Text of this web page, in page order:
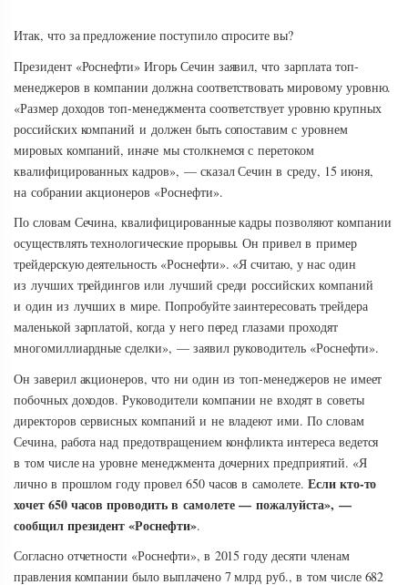
Итак, что за предложение поступило спросите вы?
Президент «Роснефти» Игорь Сечин заявил, что зарплата топ-
менеджеров в компании должна соответствовать мировому уровню.
«Размер доходов топ-менеджмента соответствует уровню крупных
российских компаний и должен быть сопоставим с уровнем
мировых компаний, иначе мы столкнемся с перетоком
квалифицированных кадров», — сказал Сечин в среду, 15 июня,
на собрании акционеров «Роснефти».
По словам Сечина, квалифицированные кадры позволяют компании
осуществлять технологические прорывы. Он привел в пример
трейдерскую деятельность «Роснефти». «Я считаю, у нас один
из лучших трейдингов или лучший среди российских компаний
и один из лучших в мире. Попробуйте заинтересовать трейдера
маленькой зарплатой, когда у него перед глазами проходят
многомиллиардные сделки», — заявил руководитель «Роснефти».
Он заверил акционеров, что ни один из топ-менеджеров не имеет
побочных доходов. Руководители компании не входят в советы
директоров сервисных компаний и не владеют ими. По словам
Сечина, работа над предотвращением конфликта интереса ведется
в том числе на уровне менеджмента дочерних предприятий. «Я
лично в прошлом году провел 650 часов в самолете. Если кто-то
хочет 650 часов проводить в самолете — пожалуйста», —
сообщил президент «Роснефти».
Согласно отчетности «Роснефти», в 2015 году десяти членам
правления компании было выплачено 7 млрд руб., в том числе 682